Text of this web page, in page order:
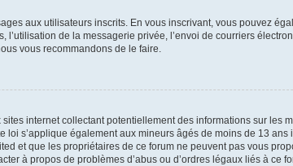
aux utilisateurs inscrits. En vous inscrivant, vous pouvez
de la messagerie privée, l’envoi de courriers
vous recommandons de le faire.
internet collectant potentiellement des informations sur les
s’applique également aux mineurs âgés de moins de 13 ans
et que les propriétaires de ce forum ne peuvent pas vous
à propos de problèmes d’abus ou d’ordres légaux liés à ce